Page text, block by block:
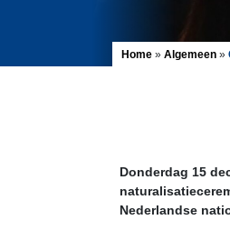
Home » Algemeen »
Donderdag 15
Nederlandse